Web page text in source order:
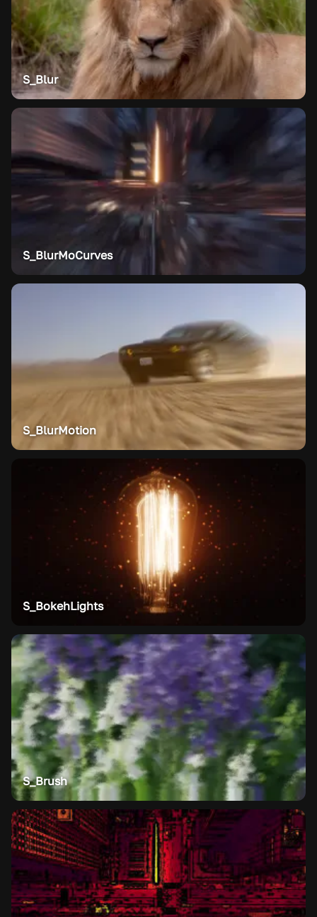
S_Blur
S_BlurMoCurves
S_BlurMotion
S_BokehLights
S_Brush